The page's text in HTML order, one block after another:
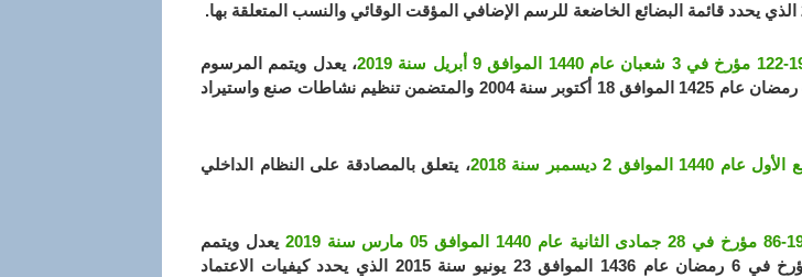
، يعدل ويتمم المرسوم
التنفيذي رقم 04-331 المؤرخ في 4 رمضان عام 1425 الموافق 18 أكتوبر سنة 2004 والمتضمن تنظيم نشاطات صنع واستيراد
، يتعلق بالمصادقة على النظام الداخلي
يعدل ويتمم
المرسوم التنفيذي رقم 15-169 مؤرخ في 6 رمضان عام 1436 الموافق 23 يونيو سنة 2015 الذي يحدد كيفيات الاعتماد